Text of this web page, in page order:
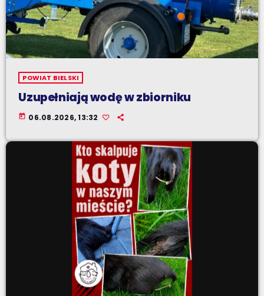
POWIAT BIELSKI
Uzupełniają wodę w zbiorniku
today 06.08.2026, 13:32